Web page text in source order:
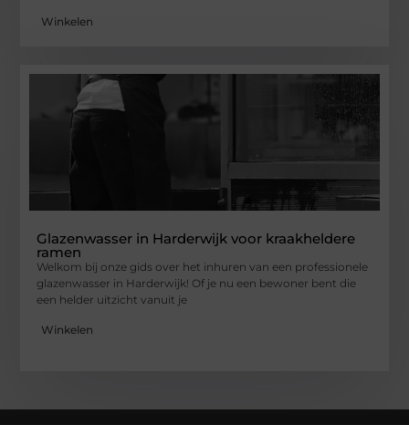
Winkelen
Glazenwasser in Harderwijk voor kraakheldere
ramen
Welkom bij onze gids over het inhuren van een professionele
glazenwasser in Harderwijk! Of je nu een bewoner bent die
een helder uitzicht vanuit je
Winkelen